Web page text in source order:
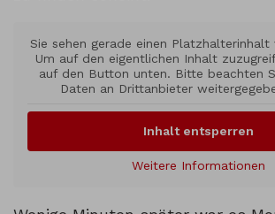
Sie sehen gerade einen Platzhalterinhalt
Um auf den eigentlichen Inhalt
auf den Button unten. Bitte beachten
Daten an Drittanbieter
Inhalt entsperren
Weitere Informationen